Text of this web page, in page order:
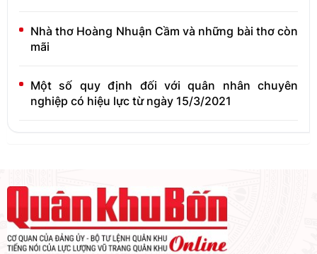
Nhà thơ Hoàng Nhuận Cầm và những bài thơ còn
mãi
Một số quy định đối với quân nhân chuyên
nghiệp có hiệu lực từ ngày 15/3/2021